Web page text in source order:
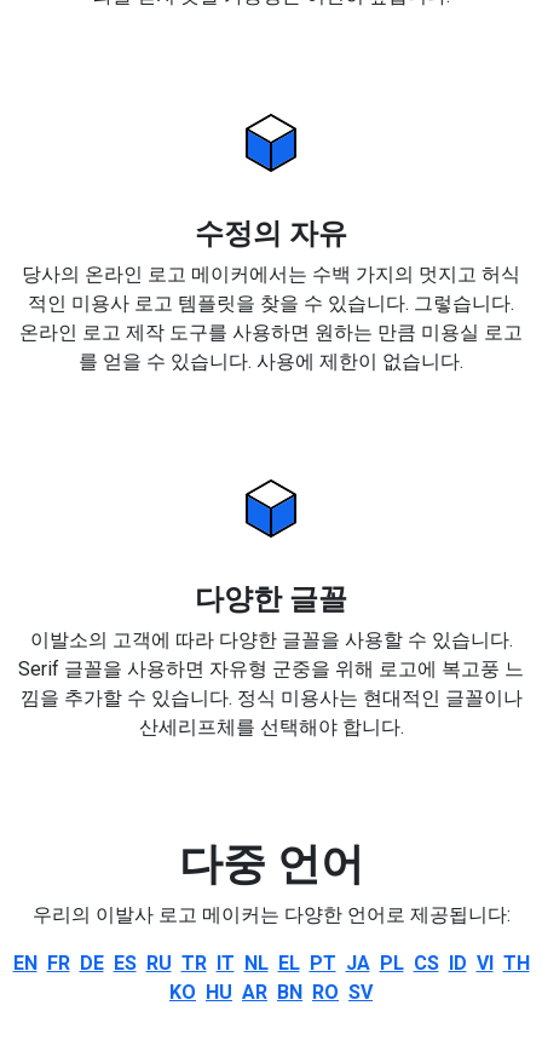
수정의 자유
당사의 온라인 로고 메이커에서는 수백 가지의 멋지고 허식
적인 미용사 로고 템플릿을 찾을 수 있습니다. 그렇습니다.
온라인 로고 제작 도구를 사용하면 원하는 만큼 미용실 로고
를 얻을 수 있습니다. 사용에 제한이 없습니다.
다양한 글꼴
이발소의 고객에 따라 다양한 글꼴을 사용할 수 있습니다.
Serif 글꼴을 사용하면 자유형 군중을 위해 로고에 복고풍 느
낌을 추가할 수 있습니다. 정식 미용사는 현대적인 글꼴이나
산세리프체를 선택해야 합니다.
다중 언어
우리의 이발사 로고 메이커는 다양한 언어로 제공됩니다:
EN FR DE ES RU TR IT NL EL PT JA PL CS ID VI TH
KO HU AR BN RO SV